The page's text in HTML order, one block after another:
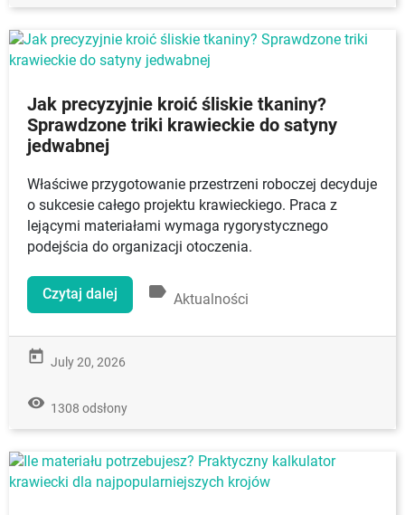
Jak precyzyjnie kroić śliskie tkaniny?
Sprawdzone triki krawieckie do satyny
jedwabnej
Właściwe przygotowanie przestrzeni roboczej decyduje
o sukcesie całego projektu krawieckiego. Praca z
lejącymi materiałami wymaga rygorystycznego
podejścia do organizacji otoczenia.
Czytaj dalej label Aktualności
today July 20, 2026
remove_red_eye 1308 odsłony